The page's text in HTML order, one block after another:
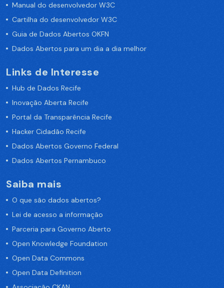
Manual do desenvolvedor W3C
Cartilha do desenvolvedor W3C
Guia de Dados Abertos OKFN
Dados Abertos para um dia a dia melhor
Links de Interesse
Hub de Dados Recife
Inovação Aberta Recife
Portal da Transparência Recife
Hacker Cidadão Recife
Dados Abertos Governo Federal
Dados Abertos Pernambuco
Saiba mais
O que são dados abertos?
Lei de acesso a informação
Parceria para Governo Aberto
Open Knowledge Foundation
Open Data Commons
Open Data Definition